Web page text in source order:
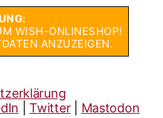
WISH-ONLINESHOP!
ANZUZEIGEN.
|Twitter Mastodon